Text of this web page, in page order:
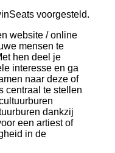
voorgesteld.
website / online
mensen te
hen deel je
interesse en ga
naar deze of
centraal te stellen
dankzij
een artiest of
in de